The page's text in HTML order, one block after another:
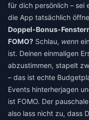
für dich persönlich – sei
die App tatsächlich
Doppel-Bonus-
FOMO? Schlau, wenn
ist. Deinen einmaligen
abzustimmen, stapelt
– das ist echte
Events hinterherjagen
ist FOMO. Der
also lass nicht zu, dass